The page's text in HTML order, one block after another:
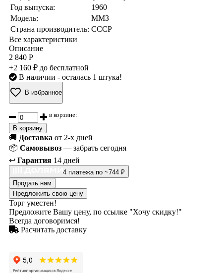
Год выпуска:
1960
Модель:
ММЗ
Страна производитель: СССР
Все характеристики
Описание
2 840 Р
+2 160 ₽ до бесплатной
В наличии - осталась 1 штука!
В избранное
в корзине:
В корзину
🚚 Доставка от 2-х дней
📦 Самовывоз — забрать сегодня
↩️ Гарантия 14 дней
4 платежа по ~744 ₽
Продать нам
Предложить свою цену
Торг уместен!
Предложите Вашу цену, по ссылке "Хочу скидку!"
Всегда договоримся!
Расчитать доставку